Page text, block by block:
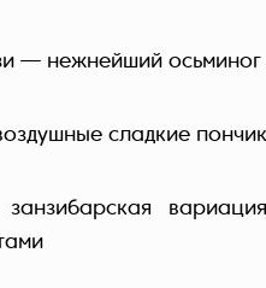
— нежнейший
сладкие